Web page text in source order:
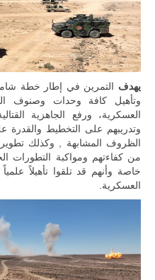
يهدف التمرين في إطار خطة
وتأهيل كافة وحدات وصنوف
العسكرية، ورفع الجاهزية
وتدريبهم على التخطيط والقدرة
الظروف المشابهة , وكذلك تطوير
من كفاءتهم ومواكبة التطورات
خاصة وأنهم قد تلقوا تأهيلاً
العسكرية.